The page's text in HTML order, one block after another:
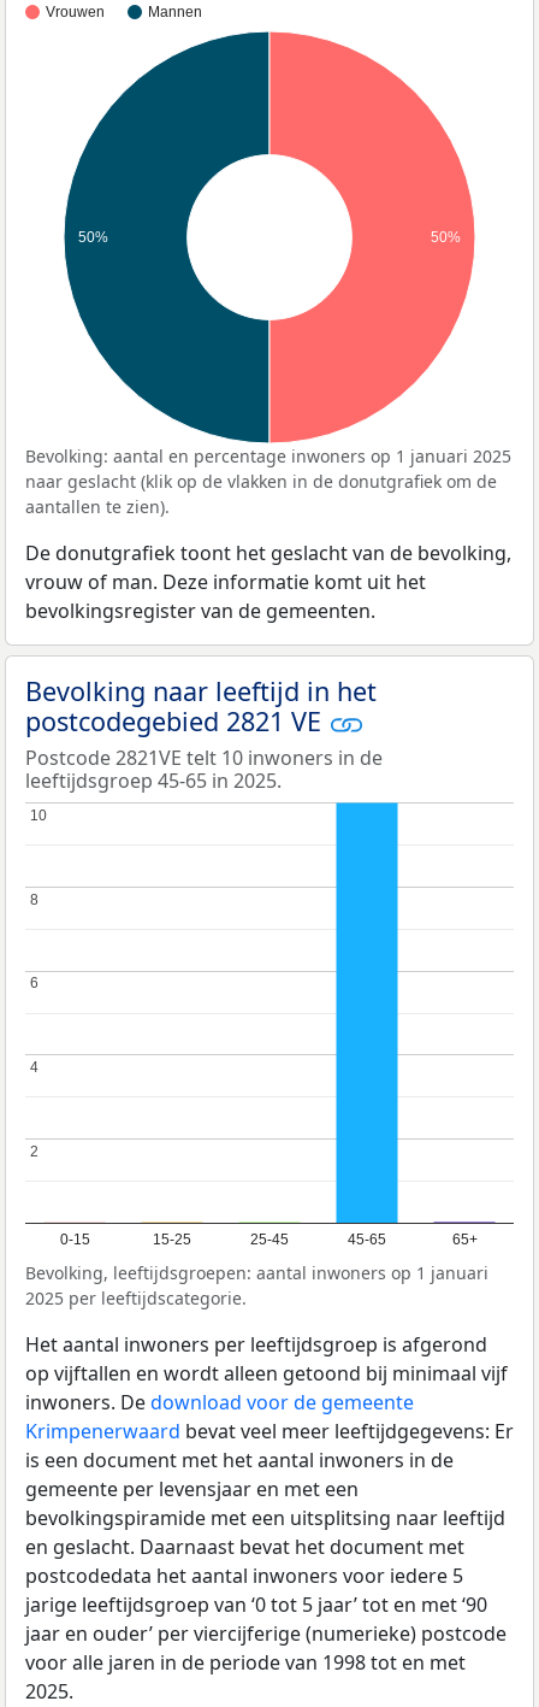
Vrouwen Mannen
50% 50%
Bevolking: aantal en percentage inwoners op 1 januari 2025
naar geslacht (klik op de vlakken in de donutgrafiek om de
aantallen te zien).
De donutgrafiek toont het geslacht van de bevolking,
vrouw of man. Deze informatie komt uit het
bevolkingsregister van de gemeenten.
Bevolking naar leeftijd in het
postcodegebied 2821 VE
Postcode 2821VE telt 10 inwoners in de
leeftijdsgroep 45-65 in 2025.
0-15 15-25 25-45 45-65 65+
2
2
4
4
6
6
8
8
10
10
Bevolking, leeftijdsgroepen: aantal inwoners op 1 januari
2025 per leeftijdscategorie.
Het aantal inwoners per leeftijdsgroep is afgerond
op vijftallen en wordt alleen getoond bij minimaal vijf
inwoners. Dedownload voor de gemeente
Krimpenerwaard bevat veel meer leeftijdgegevens: Er
is een document met het aantal inwoners in de
gemeente per levensjaar en met een
bevolkingspiramide met een uitsplitsing naar leeftijd
en geslacht. Daarnaast bevat het document met
postcodedata het aantal inwoners voor iedere 5
jarige leeftijdsgroep van ‘0 tot 5 jaar’ tot en met ‘90
jaar en ouder’ per viercijferige (numerieke) postcode
voor alle jaren in de periode van 1998 tot en met
2025.